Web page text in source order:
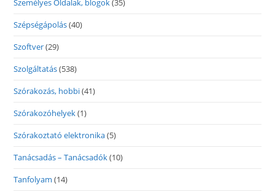
Személyes Oldalak, blogok(35)
Szépségápolás(40)
Szoftver(29)
Szolgáltatás(538)
Szórakozás, hobbi(41)
Szórakozóhelyek(1)
Szórakoztató elektronika(5)
Tanácsadás – Tanácsadók(10)
Tanfolyam (14)